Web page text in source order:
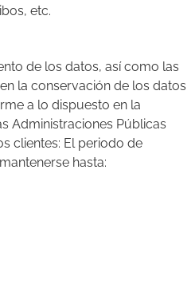
etc.
de los datos, así como las
la conservación de los datos
a lo dispuesto en la
Administraciones Públicas
clientes: El periodo de
hasta: